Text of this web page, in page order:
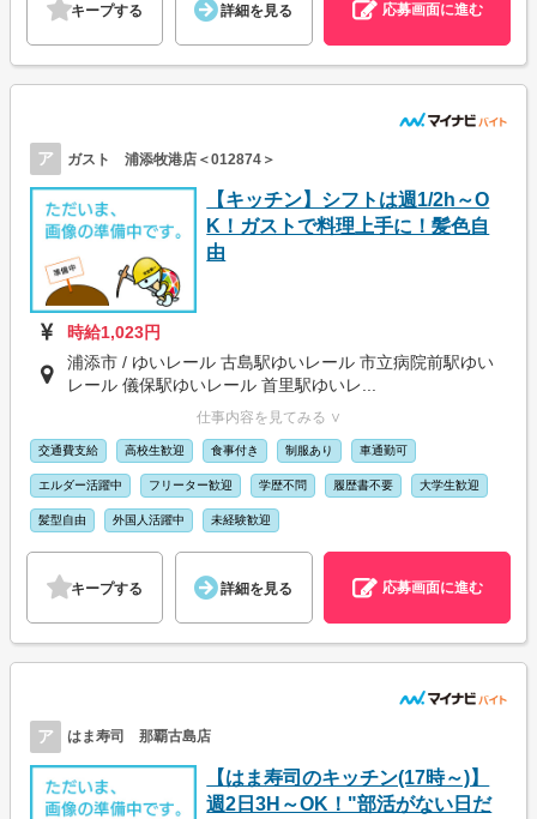
キープする 詳細を見る 応募画面に進む
ア ガスト 浦添牧港店＜012874＞
【キッチン】シフトは週1/2h～O
K！ガストで料理上手に！髪色自
由
時給1,023円
浦添市 / ゆいレール 古島駅ゆいレール 市立病院前駅ゆい
レール 儀保駅ゆいレール 首里駅ゆいレ...
仕事内容を見てみる ∨
交通費支給 高校生歓迎 食事付き 制服あり 車通勤可
エルダー活躍中 フリーター歓迎 学歴不問 履歴書不要 大学生歓迎
髪型自由 外国人活躍中 未経験歓迎
キープする 詳細を見る 応募画面に進む
ア はま寿司 那覇古島店
【はま寿司のキッチン(17時～)】
週2日3H～OK！"部活がない日だ